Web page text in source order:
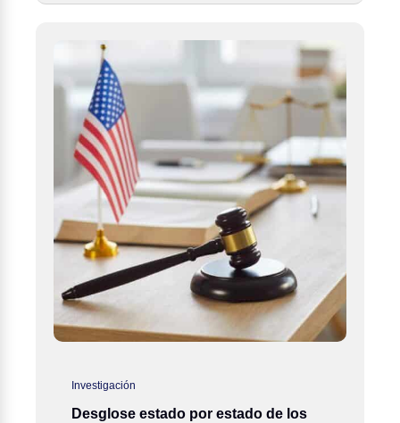
Investigación
Desglose estado por estado de los